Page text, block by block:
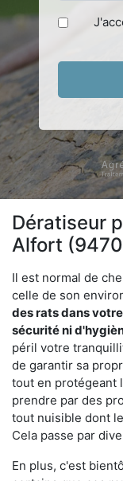
Dératiseur
Alfort
Il est normal de
celle de son
des rats dans votre
sécurité ni
péril votre
de garantir sa
tout en protégeant
prendre par des
tout nuisible dont
Cela passe par
En plus, c'est